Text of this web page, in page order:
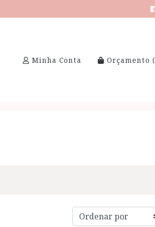
Minha Conta Orçamento (